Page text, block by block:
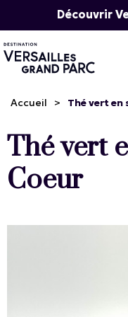
Découvrir
Accueil > Thé vert en
Thé vert
Coeur